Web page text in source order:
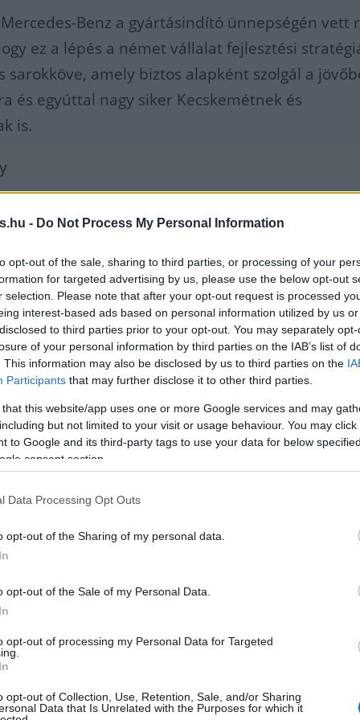
- Do Not Process My Personal Information
opt-out of the sale, sharing to third parties, or processing of your
for targeted advertising by us, please use the below opt-out
selection. Please note that after your opt-out request is processed
interest-based ads based on personal information utilized by us
to third parties prior to your opt-out. You may separately
of your personal information by third parties on the IAB’s list of
This information may also be disclosed by us to third parties on the
Participants that may further disclose it to other third parties.
that this website/app uses one or more Google services and may
but not limited to your visit or usage behaviour. You may
to Google and its third-party tags to use your data for below
consent section.
Data Processing Opt Outs
opt-out of the Sharing of my personal data.
opt-out of the Sale of my Personal Data.
opt-out of processing my Personal Data for Targeted
opt-out of Collection, Use, Retention, Sale, and/or Sharing
Data that Is Unrelated with the Purposes for which it
Benz a gyártásindító ünnepségén vett
ez a lépés a német vállalat fejlesztési
sarokköve, amely biztos alapként szolgál a
és egyúttal nagy siker Kecskemétnek és
is.
a városban a cégcsoport
és hazánk legnagyobb
amely "egyszerűen
hiszen folyamatosan
a hírek az újabb modellek
az idetelepítéséről, a
a végsőkig sikerült lerövidíteni
akkumulátorok terén, és a
energiahordozókra alapozza a
arra, hogy az itt zajló beruházásoknak
akár 350 ezer autót is elő tudnak majd itt
minket annak a stratégiai célunknak a